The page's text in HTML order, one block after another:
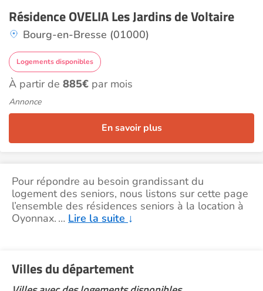
Résidence OVELIA Les Jardins de Voltaire
Bourg-en-Bresse (01000)
Logements disponibles
À partir de 885€ par mois
Annonce
En savoir plus
Pour répondre au besoin grandissant du
logement des seniors, nous listons sur cette page
l’ensemble des résidences seniors à la location à
Oyonnax. … Lire la suite ↓
Villes du département